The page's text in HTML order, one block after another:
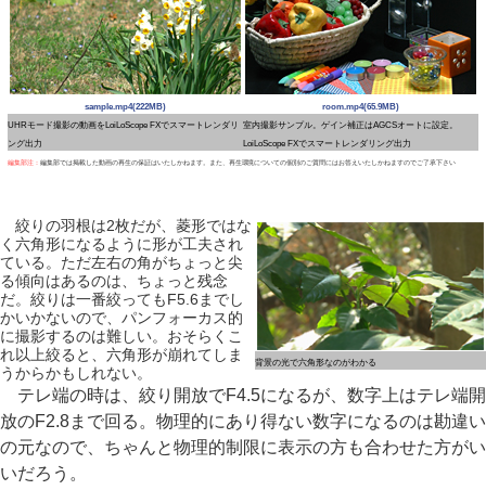
sample.mp4(222MB)
room.mp4(65.9MB)
UHRモード撮影の動画をLoiLoScope FXでスマートレンダリ
ング出力
室内撮影サンプル。ゲイン補正はAGCSオートに設定。
LoiLoScope FXでスマートレンダリング出力
編集部注： 編集部では掲載した動画の再生の保証はいたしかねます。また、再生環境についての個別のご質問にはお答えいたしかねますのでご了承下さい
背景の光で六角形なのがわかる
絞りの羽根は2枚だが、菱形ではな
く六角形になるように形が工夫され
ている。ただ左右の角がちょっと尖
る傾向はあるのは、ちょっと残念
だ。絞りは一番絞ってもF5.6までし
かいかないので、パンフォーカス的
に撮影するのは難しい。おそらくこ
れ以上絞ると、六角形が崩れてしま
うからかもしれない。
テレ端の時は、絞り開放でF4.5になるが、数字上はテレ端開
放のF2.8まで回る。物理的にあり得ない数字になるのは勘違い
の元なので、ちゃんと物理的制限に表示の方も合わせた方がい
いだろう。